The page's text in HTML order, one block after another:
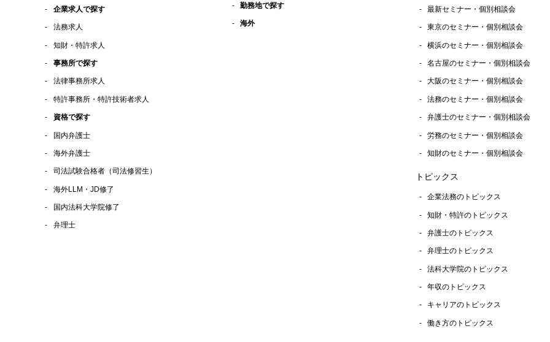
企業求人で探す
法務求人
知財・特許求人
事務所で探す
法律事務所求人
特許事務所・特許技術者求人
資格で探す
国内弁護士
海外弁護士
司法試験合格者（司法修習生）
海外LLM・JD修了
国内法科大学院修了
弁理士
勤務地で探す
海外
最新セミナー・個別相談会
東京のセミナー・個別相談会
横浜のセミナー・個別相談会
名古屋のセミナー・個別相談会
大阪のセミナー・個別相談会
法務のセミナー・個別相談会
弁護士のセミナー・個別相談会
労務のセミナー・個別相談会
知財のセミナー・個別相談会
トピックス
企業法務のトピックス
知財・特許のトピックス
弁護士のトピックス
弁理士のトピックス
法科大学院のトピックス
年収のトピックス
キャリアのトピックス
働き方のトピックス